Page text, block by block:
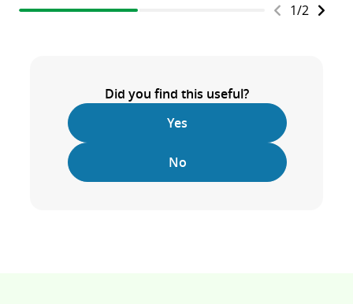
1/2
Did you find this useful?
Yes
No